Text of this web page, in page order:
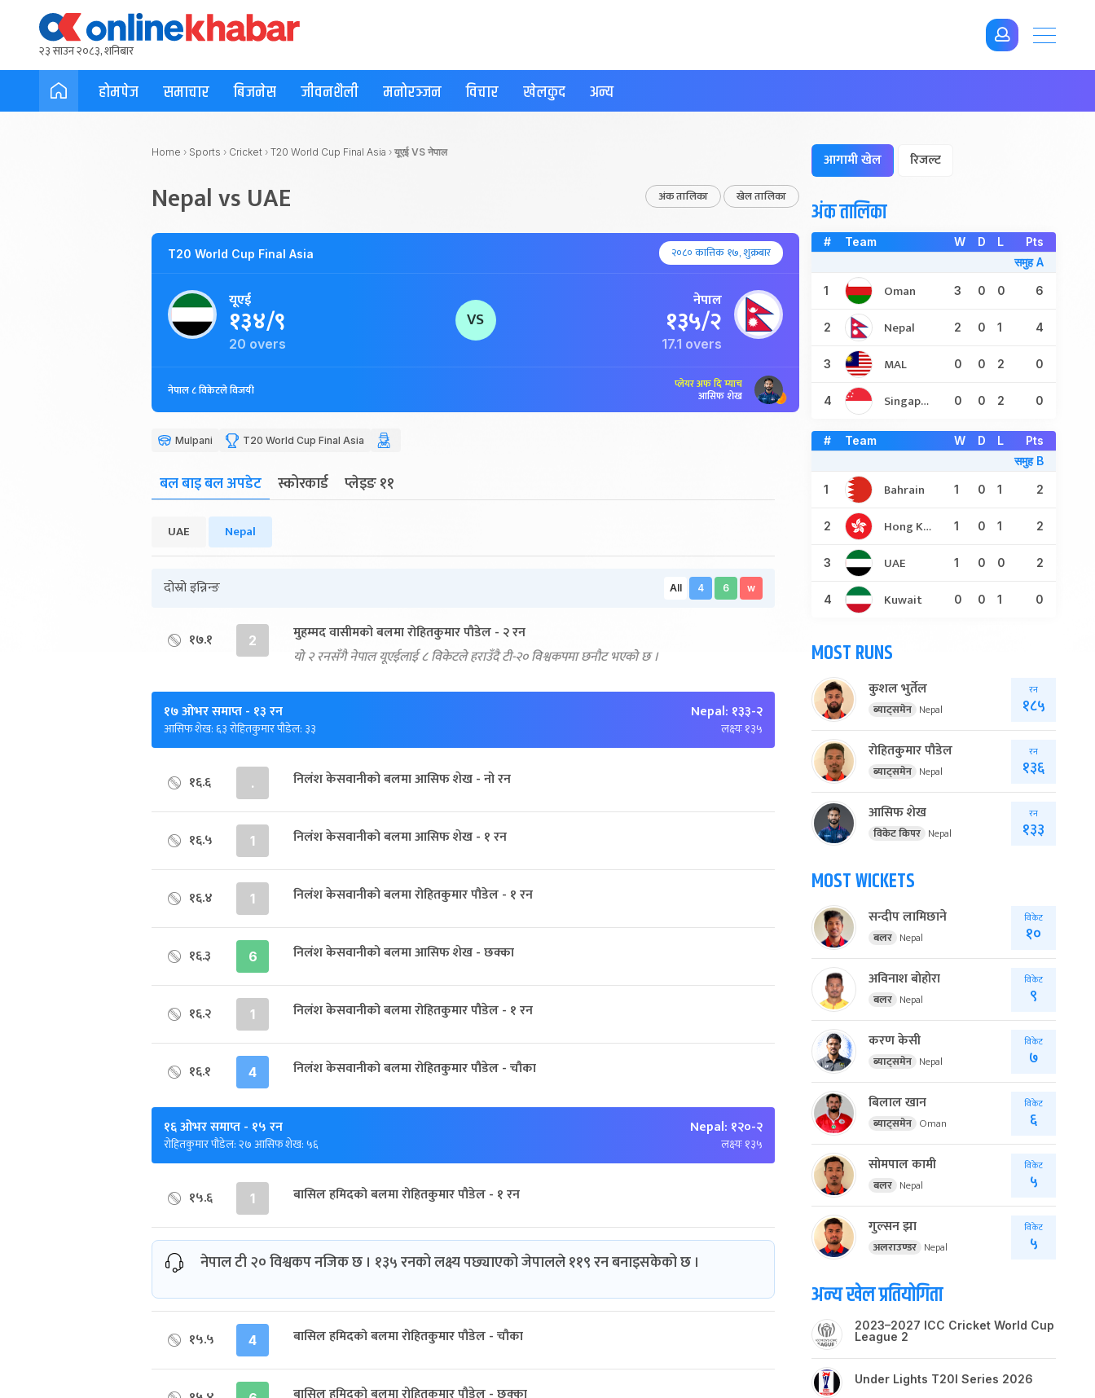
२३ साउन २०८३, शनिबार
होमपेज समाचार बिजनेस जीवनशैली मनोरञ्जन विचार खेलकुद अन्य
Home › Sports › Cricket › T20 World Cup Final Asia › यूएई VS नेपाल
Nepal vs UAE अंक तालिका खेल तालिका
T20 World Cup Final Asia २०८० कात्तिक १७, शुक्रबार
यूएई
१३४/९
20 overs
VS
नेपाल
१३५/२
17.1 overs
नेपाल ८ विकेटले विजयी प्लेयर अफ दि म्याच
आसिफ शेख
Mulpani T20 World Cup Final Asia
बल बाइ बल अपडेट स्कोरकार्ड प्लेइङ ११
UAE Nepal
दोस्रो इन्निन्ङ All 4 6 w
१७.१ 2
मुहम्मद वासीमको बलमा रोहितकुमार पौडेल - २ रन
यो २ रनसँगै नेपाल यूएईलाई ८ विकेटले हराउँदै टी-२० विश्वकपमा छनौट भएको छ ।
१७ ओभर समाप्त- १३ रन
आसिफ शेख: ६३ रोहितकुमार पौडेल: ३३
Nepal: १३३-२
लक्ष्यः १३५
१६.६ . निलंश केसवानीको बलमा आसिफ शेख - नो रन
१६.५ 1 निलंश केसवानीको बलमा आसिफ शेख - १ रन
१६.४ 1 निलंश केसवानीको बलमा रोहितकुमार पौडेल - १ रन
१६.३ 6 निलंश केसवानीको बलमा आसिफ शेख - छक्का
१६.२ 1 निलंश केसवानीको बलमा रोहितकुमार पौडेल - १ रन
१६.१ 4 निलंश केसवानीको बलमा रोहितकुमार पौडेल - चौका
१६ ओभर समाप्त- १५ रन
रोहितकुमार पौडेल: २७ आसिफ शेख: ५६
Nepal: १२०-२
लक्ष्यः १३५
१५.६ 1 बासिल हमिदको बलमा रोहितकुमार पौडेल - १ रन
नेपाल टी २० विश्वकप नजिक छ । १३५ रनको लक्ष्य पछ्याएको जेपालले ११९ रन बनाइसकेको छ ।
१५.५ 4 बासिल हमिदको बलमा रोहितकुमार पौडेल - चौका
आगामी खेल रिजल्ट
अंक तालिका
# Team W D L
Pts
समुह A
1 Oman 3 0 0 6
2 Nepal 2 0 1 4
3 MAL 0 0 2 0
4 Singapore 0 0 2 0
# Team W D L
Pts
समुह B
1 Bahrain 1 0 1 2
2 Hong Kong 1 0 1 2
3 UAE 1 0 0 2
4 Kuwait 0 0 1 0
MOST RUNS
कुशल भुर्तेल
ब्याट्समेन Nepal
रन
१८५
रोहितकुमार पौडेल
ब्याट्समेन Nepal
रन
१३६
आसिफ शेख
विकेट किपर Nepal
रन
१३३
MOST WICKETS
सन्दीप लामिछाने
बलर Nepal
विकेट
१०
अविनाश बोहोरा
बलर Nepal
विकेट
९
करण केसी
ब्याट्समेन Nepal
विकेट
७
बिलाल खान
ब्याट्समेन Oman
विकेट
६
सोमपाल कामी
बलर Nepal
विकेट
५
गुल्सन झा
अलराउण्डर Nepal
विकेट
५
अन्य खेल प्रतियोगिता
2023–2027 ICC Cricket World Cup
League 2
Under Lights T20I Series 2026